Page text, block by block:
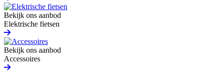
Bekijk ons aanbod
Elektrische fietsen
Bekijk ons aanbod
Accessoires